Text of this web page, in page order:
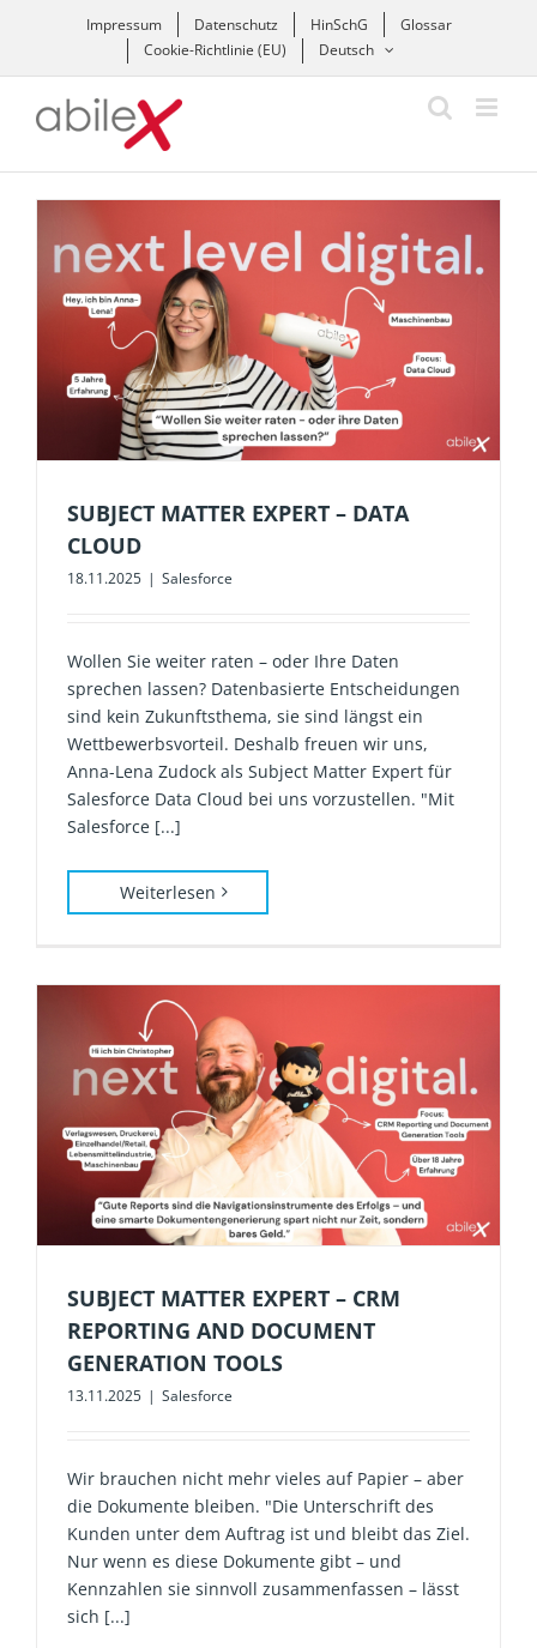
Impressum Datenschutz HinSchG
Glossar
Cookie-Richtlinie (EU)
Deutsch
SUBJECT MATTER EXPERT – DATA
CLOUD
18.11.2025 | Salesforce
Wollen Sie weiter raten – oder Ihre Daten
sprechen lassen? Datenbasierte Entscheidungen
sind kein Zukunftsthema, sie sind längst ein
Wettbewerbsvorteil. Deshalb freuen wir uns,
Anna-Lena Zudock als Subject Matter Expert für
Salesforce Data Cloud bei uns vorzustellen. "Mit
Salesforce [...]
Weiterlesen
SUBJECT MATTER EXPERT – CRM
REPORTING AND DOCUMENT
GENERATION TOOLS
13.11.2025 | Salesforce
Wir brauchen nicht mehr vieles auf Papier – aber
die Dokumente bleiben. "Die Unterschrift des
Kunden unter dem Auftrag ist und bleibt das Ziel.
Nur wenn es diese Dokumente gibt – und
Kennzahlen sie sinnvoll zusammenfassen – lässt
sich [...]